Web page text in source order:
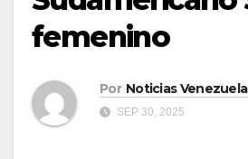
femenino
Por Noticias Venezuela
SEP 30, 2025